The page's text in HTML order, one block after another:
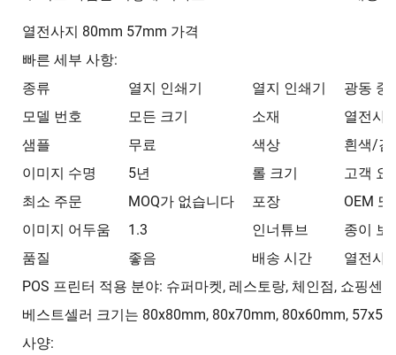
열전사지 80mm 57mm 가격
빠른 세부 사항:
종류
열지 인쇄기 열지 인쇄기
광동 중
모델 번호
모든 크기 소재
열전사
샘플
무료 색상
흰색/검
이미지 수명
5년 롤 크기
고객 요
최소 주문
MOQ가 없습니다 포장
OEM
이미지 어두움
1.3 인너튜브
종이 보
품질
좋음 배송 시간
열전사
POS 프린터 적용 분야: 슈퍼마켓, 레스토랑, 체인점, 쇼핑센
베스트셀러 크기는 80x80mm, 80x70mm, 80x60mm,
사양: